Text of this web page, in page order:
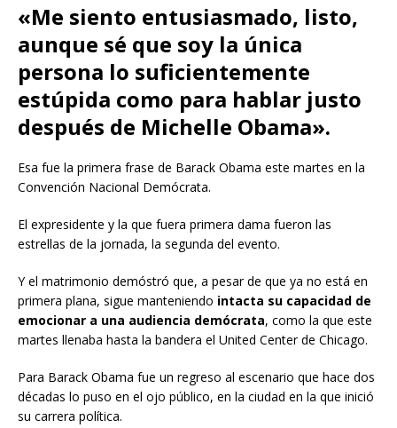
«Me siento entusiasmado, listo,
aunque sé que soy la única
persona lo suficientemente
estúpida como para hablar justo
después de Michelle Obama».
Esa fue la primera frase de Barack Obama este martes en la
Convención Nacional Demócrata.
El expresidente y la que fuera primera dama fueron las
estrellas de la jornada, la segunda del evento.
Y el matrimonio demóstró que, a pesar de que ya no está en
primera plana, sigue manteniendo intacta su capacidad de
emocionar a una audiencia demócrata, como la que este
martes llenaba hasta la bandera el United Center de Chicago.
Para Barack Obama fue un regreso al escenario que hace dos
décadas lo puso en el ojo público, en la ciudad en la que inició
su carrera política.